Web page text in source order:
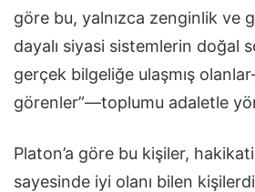
göre bu, yalnızca zenginlik ve
dayalı siyasi sistemlerin doğal
gerçek bilgeliğe ulaşmış
görenler”—toplumu adaletle
Platon’a göre bu kişiler, hakikati
sayesinde iyi olanı bilen